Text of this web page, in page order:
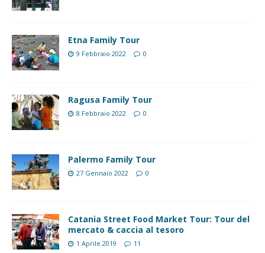
Etna Family Tour
9 Febbraio 2022 0
Ragusa Family Tour
8 Febbraio 2022 0
Palermo Family Tour
27 Gennaio 2022 0
Catania Street Food Market Tour: Tour del
mercato & caccia al tesoro
1 Aprile 2019 11